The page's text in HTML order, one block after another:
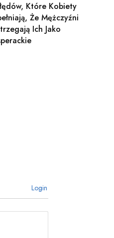
Które Kobiety
Że Mężczyźni
Ich Jako
Login